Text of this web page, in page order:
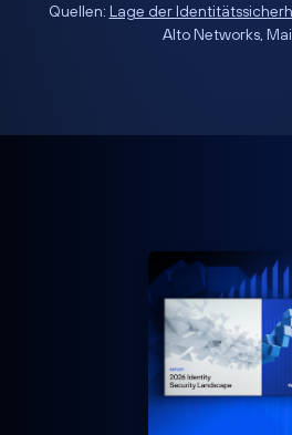
Quellen: Lage der
Alto Networks, Mai